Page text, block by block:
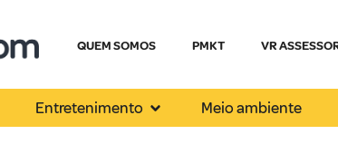
QUEM SOMOS PMKT VR
Entretenimento Meio ambiente